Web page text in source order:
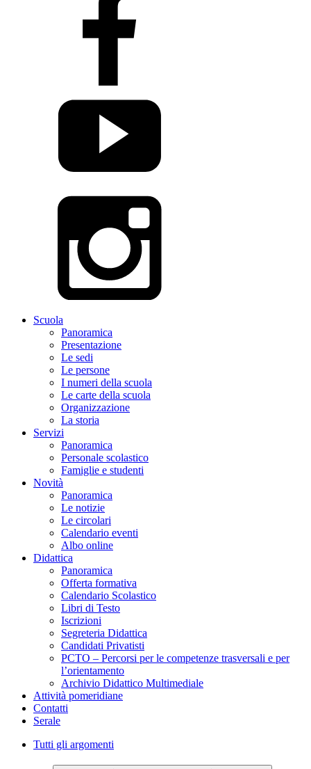
Scuola
Panoramica
Presentazione
Le sedi
Le persone
I numeri della scuola
Le carte della scuola
Organizzazione
La storia
Servizi
Panoramica
Personale scolastico
Famiglie e studenti
Novità
Panoramica
Le notizie
Le circolari
Calendario eventi
Albo online
Didattica
Panoramica
Offerta formativa
Calendario Scolastico
Libri di Testo
Iscrizioni
Segreteria Didattica
Candidati Privatisti
PCTO – Percorsi per le competenze trasversali e per
l’orientamento
Archivio Didattico Multimediale
Attività pomeridiane
Contatti
Serale
Tutti gli argomenti